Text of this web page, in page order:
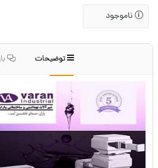
ناموجود
توضیحات